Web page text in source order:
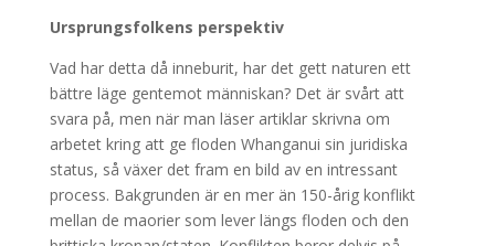
Ursprungsfolkens perspektiv
Vad har detta då inneburit, har det gett naturen ett
bättre läge gentemot människan? Det är svårt att
svara på, men när man läser artiklar skrivna om
arbetet kring att ge floden Whanganui sin juridiska
status, så växer det fram en bild av en intressant
process. Bakgrunden är en mer än 150-årig konflikt
mellan de maorier som lever längs floden och den